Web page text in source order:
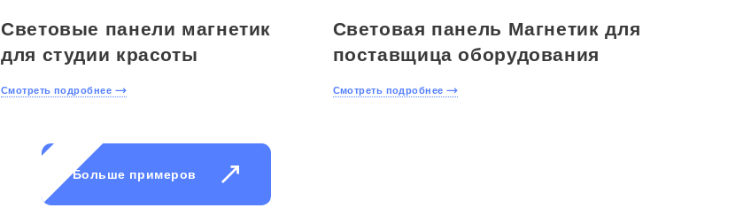
Световые панели магнетик
для студии красоты
Смотреть подробнее
Световая панель Магнетик для
поставщица оборудования
Смотреть подробнее
Больше примеров